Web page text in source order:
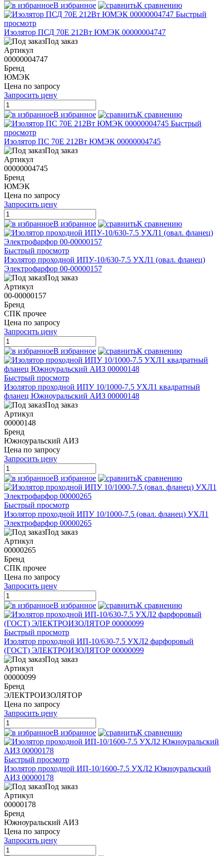
В избранное
К сравнению
Быстрый
просмотр
Изолятор ПСД 70Е 212Вт ЮМЭК 00000004747
Под заказ
Артикул
00000004747
Бренд
ЮМЭК
Цена по запросу
Запросить цену
В избранное
К сравнению
Быстрый
просмотр
Изолятор ПС 70Е 212Вт ЮМЭК 00000004745
Под заказ
Артикул
00000004745
Бренд
ЮМЭК
Цена по запросу
Запросить цену
В избранное К сравнению
Быстрый просмотр
Изолятор проходной ИПУ-10/630-7.5 УХЛ1 (овал. фланец)
Электрофарфор 00-00000157
Под заказ
Артикул
00-00000157
Бренд
СПК прочее
Цена по запросу
Запросить цену
В избранное К сравнению
Быстрый просмотр
Изолятор проходной ИПУ 10/1000-7.5 УХЛ1 квадратный
фланец Южноуральский АИЗ 00000148
Под заказ
Артикул
00000148
Бренд
Южноуральский АИЗ
Цена по запросу
Запросить цену
В избранное К сравнению
Быстрый просмотр
Изолятор проходной ИПУ 10/1000-7.5 (овал. фланец) УХЛ1
Электрофарфор 00000265
Под заказ
Артикул
00000265
Бренд
СПК прочее
Цена по запросу
Запросить цену
В избранное К сравнению
Быстрый просмотр
Изолятор проходной ИП-10/630-7.5 УХЛ2 фарфоровый
(ГОСТ) ЭЛЕКТРОИЗОЛЯТОР 00000099
Под заказ
Артикул
00000099
Бренд
ЭЛЕКТРОИЗОЛЯТОР
Цена по запросу
Запросить цену
В избранное К сравнению
Быстрый просмотр
Изолятор проходной ИП-10/1600-7.5 УХЛ2 Южноуральский
АИЗ 00000178
Под заказ
Артикул
00000178
Бренд
Южноуральский АИЗ
Цена по запросу
Запросить цену